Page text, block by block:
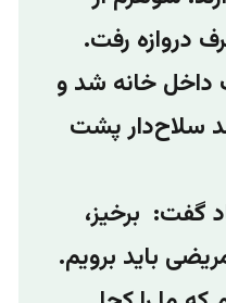
دروازه رفت.
داخل خانه شد و
سلاح‌دار پشت
گفت: برخیز،
باید برویم.